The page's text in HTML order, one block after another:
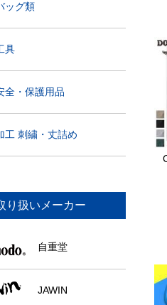
ッグ類
具
全・保護用品
工 刺繍・丈詰め
り扱いメーカー
自重堂
JAWIN